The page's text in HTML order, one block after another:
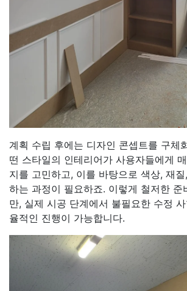
계획 수립 후에는 디자인 콘셉트를 구체
떤 스타일의 인테리어가 사용자들에게
지를 고민하고, 이를 바탕으로 색상, 재
하는 과정이 필요하죠. 이렇게 철저한 준
만, 실제 시공 단계에서 불필요한 수정
율적인 진행이 가능합니다.